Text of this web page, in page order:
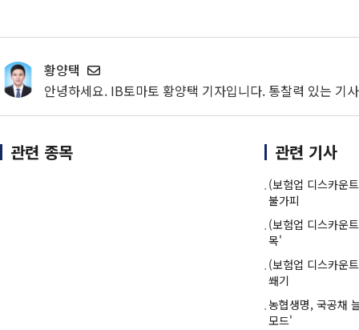
황양택
안녕하세요. IB토마토 황양택 기자입니다. 통찰력 있는 기
관련 종목 관련 기사
(보험업 디스카운
불가피
(보험업 디스카운
목'
(보험업 디스카운
쐐기
농협생명, 국공채
모드'